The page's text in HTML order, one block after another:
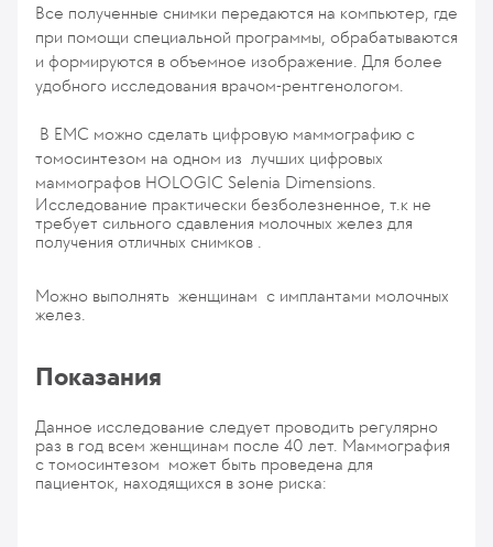
Все полученные снимки передаются на компьютер, где
при помощи специальной программы, обрабатываются
и формируются в объемное изображение. Для более
удобного исследования врачом-рентгенологом.
В ЕМС можно сделать цифровую маммографию с
томосинтезом на одном из лучших цифровых
маммографов HOLOGIC Selenia Dimensions.
Исследование практически безболезненное, т.к не
требует сильного сдавления молочных желез для
получения отличных снимков .
Можно выполнять женщинам с имплантами молочных
желез.
Показания
Данное исследование следует проводить регулярно
раз в год всем женщинам после 40 лет. Маммография
с томосинтезом может быть проведена для
пациенток, находящихся в зоне риска: